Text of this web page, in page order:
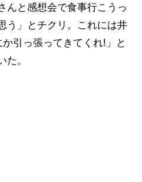
んと感想会で食事行こうっ
う」とチクリ。これには井
か引っ張ってきてくれ!」と
。